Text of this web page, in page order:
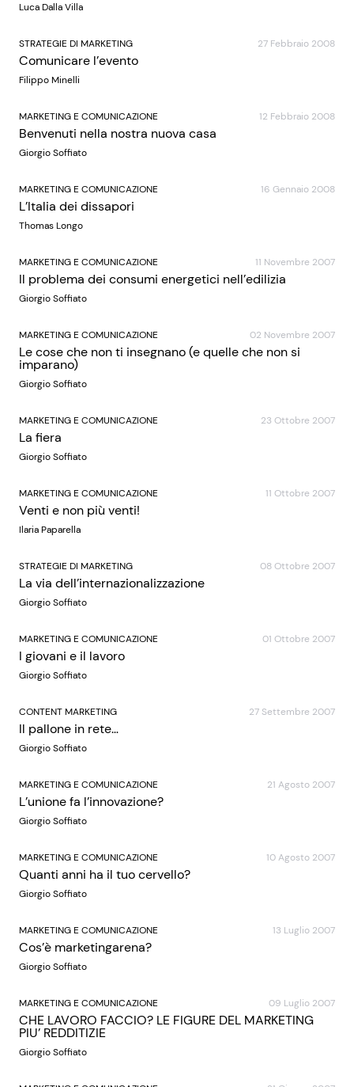
Luca Dalla Villa
STRATEGIE DI MARKETING 27 Febbraio 2008
Comunicare l’evento
Filippo Minelli
MARKETING E COMUNICAZIONE 12 Febbraio 2008
Benvenuti nella nostra nuova casa
Giorgio Soffiato
MARKETING E COMUNICAZIONE 16 Gennaio 2008
L’Italia dei dissapori
Thomas Longo
MARKETING E COMUNICAZIONE 11 Novembre 2007
Il problema dei consumi energetici nell’edilizia
Giorgio Soffiato
MARKETING E COMUNICAZIONE 02 Novembre 2007
Le cose che non ti insegnano (e quelle che non si
imparano)
Giorgio Soffiato
MARKETING E COMUNICAZIONE 23 Ottobre 2007
La fiera
Giorgio Soffiato
MARKETING E COMUNICAZIONE 11 Ottobre 2007
Venti e non più venti!
Ilaria Paparella
STRATEGIE DI MARKETING 08 Ottobre 2007
La via dell’internazionalizzazione
Giorgio Soffiato
MARKETING E COMUNICAZIONE 01 Ottobre 2007
I giovani e il lavoro
Giorgio Soffiato
CONTENT MARKETING 27 Settembre 2007
Il pallone in rete…
Giorgio Soffiato
MARKETING E COMUNICAZIONE 21 Agosto 2007
L’unione fa l’innovazione?
Giorgio Soffiato
MARKETING E COMUNICAZIONE 10 Agosto 2007
Quanti anni ha il tuo cervello?
Giorgio Soffiato
MARKETING E COMUNICAZIONE 13 Luglio 2007
Cos’è marketingarena?
Giorgio Soffiato
MARKETING E COMUNICAZIONE 09 Luglio 2007
CHE LAVORO FACCIO? LE FIGURE DEL MARKETING
PIU’ REDDITIZIE
Giorgio Soffiato